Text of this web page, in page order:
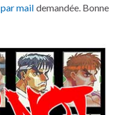
par mail demandée. Bonne